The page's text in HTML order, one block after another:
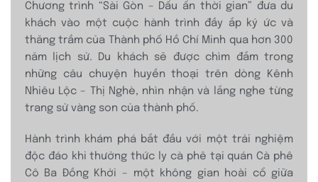
Chương trình “Sài Gòn – Dấu ấn thời gian” đưa du
khách vào một cuộc hành trình đầy ắp ký ức và
thăng trầm của Thành phố Hồ Chí Minh qua hơn 300
năm lịch sử. Du khách sẽ được chìm đắm trong
những câu chuyện huyền thoại trên dòng Kênh
Nhiêu Lộc – Thị Nghè, nhìn nhận và lắng nghe từng
trang sử vàng son của thành phố.
Hành trình khám phá bắt đầu với một trải nghiệm
độc đáo khi thưởng thức ly cà phê tại quán Cà phê
Cô Ba Đồng Khởi – một không gian hoài cổ giữa